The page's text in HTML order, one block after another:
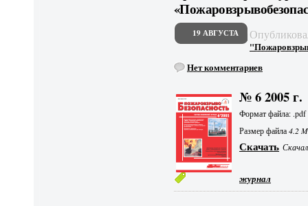
19 АВГУСТА
Нет комментариев
№ 6 2005 г.
Формат файла: .pdf
Размер файла4.2
Скачать
журнал